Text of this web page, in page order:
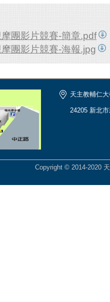
團影片競賽-簡章.pdf
團影片競賽-海報.jpg
天主教輔仁
24205 新北
Copyright © 2014-2020